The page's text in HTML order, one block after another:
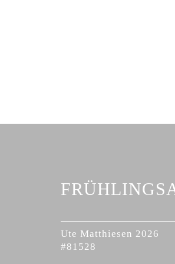
Ute Matthiesen 2026
#81528